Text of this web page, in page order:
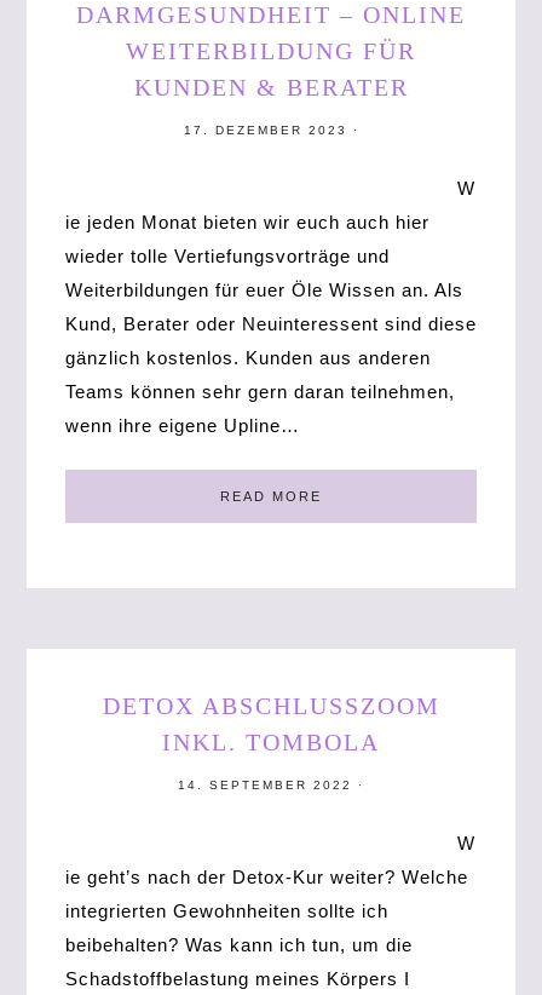
DARMGESUNDHEIT – ONLINE
WEITERBILDUNG FÜR
KUNDEN & BERATER
17. DEZEMBER 2023 ·
W
ie jeden Monat bieten wir euch auch hier
wieder tolle Vertiefungsvorträge und
Weiterbildungen für euer Öle Wissen an. Als
Kund, Berater oder Neuinteressent sind diese
gänzlich kostenlos. Kunden aus anderen
Teams können sehr gern daran teilnehmen,
wenn ihre eigene Upline…
READ MORE
DETOX ABSCHLUSSZOOM
INKL. TOMBOLA
14. SEPTEMBER 2022 ·
W
ie geht’s nach der Detox-Kur weiter? Welche
integrierten Gewohnheiten sollte ich
beibehalten? Was kann ich tun, um die
Schadstoffbelastung meines Körpers I